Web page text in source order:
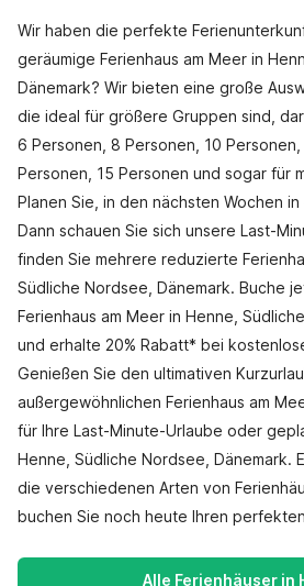
Wir haben die perfekte
geräumige Ferienhaus am Meer in
Dänemark? Wir bieten eine große
die ideal für größere Gruppen sind,
6 Personen, 8 Personen, 10
Personen, 15 Personen und sogar für
Planen Sie, in den nächsten Wochen
Dann schauen Sie sich unsere Last-
finden Sie mehrere reduzierte
Südliche Nordsee, Dänemark. Buche
Ferienhaus am Meer in Henne,
und erhalte 20% Rabatt* bei
Genießen Sie den ultimativen
außergewöhnlichen Ferienhaus am
für Ihre Last-Minute-Urlaube oder
Henne, Südliche Nordsee, Dänemark.
die verschiedenen Arten von
buchen Sie noch heute Ihren
Alle Ferienhäuser in